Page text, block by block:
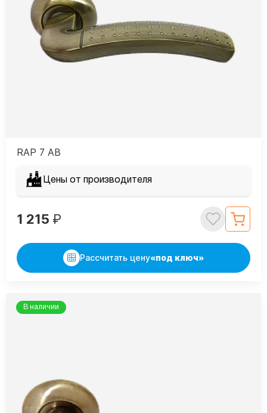
RAP 7 AB
Цены от производителя
1 215 ₽
Рассчитать цену«под ключ»
В наличии